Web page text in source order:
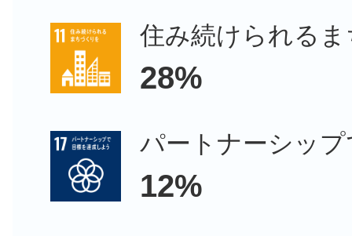
住み続けられる
28%
パートナーシッ
12%